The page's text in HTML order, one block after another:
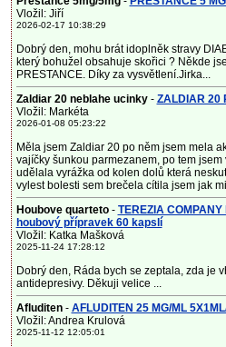
Vložil: Jiří
2026-02-17 10:38:29
Dobrý den, mohu brát idoplněk stravy
který bohužel obsahuje skořici ? Někde
PRESTANCE. Díky za vysvětlení.Jirka...
Zaldiar 20 neblahe ucinky- ZALDIAR 20
Vložil: Markéta
2026-01-08 05:23:22
Měla jsem Zaldiar 20 po něm jsem mela
vajíčky šunkou parmezanem, po tem
udělala vyrážka od kolen dolů která
vylest bolesti sem brečela cítila jsem jak
Houbove quarteto- TEREZIA
houbový přípravek 60 kapslí
Vložil: Katka Mašková
2025-11-24 17:28:12
Dobrý den, Ráda bych se zeptala, zda je
antidepresivy. Děkuji velice ...
Afluditen- AFLUDITEN 25 MG/ML
Vložil: Andrea Krulová
2025-11-12 12:05:01